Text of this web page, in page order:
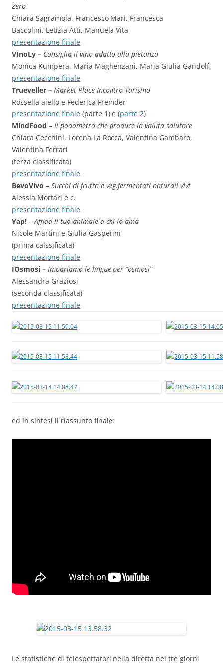
Zero
Chiara Sagramola, Francesco Mari, Francesca
Baccolini, Letizia Atti, Manuela Vita
presentazione finale
VInoLy – Consiglia il vino adatto alla pietanza
Monica Kumpera, Maria Maghenzani, Maria Giulia Gandolfi
presentazione finale
Trueveller – Market Place Incontro Turismo
Rossella aiello e Federica Fremder
presentazione finale (parte 1) e (parte 2)
MindFood – Il podometro che produce la valuta salutare
Chiara Cecchini, Lorena La Rocca, Valentina Gambaro,
Valentina Ferrari
(terza classificata)
presentazione finale
BevoVivo – Succhi di frutta e veg.fermentati naturali vivi
Alessia Mortari e c.
presentazione finale
Yap! –Affida il tuo animale a chi lo ama
Nicole Martini e Giulia Gasperini
(prima calssificata)
presentazione finale
IOsmosi – Impariamo le lingue per “osmosi”
Alessandra Graziosi
(seconda classificata)
presentazione finale
ed in sintesi il riassunto finale:
Le statistiche di telespettatori nella diretta nei tre giorni